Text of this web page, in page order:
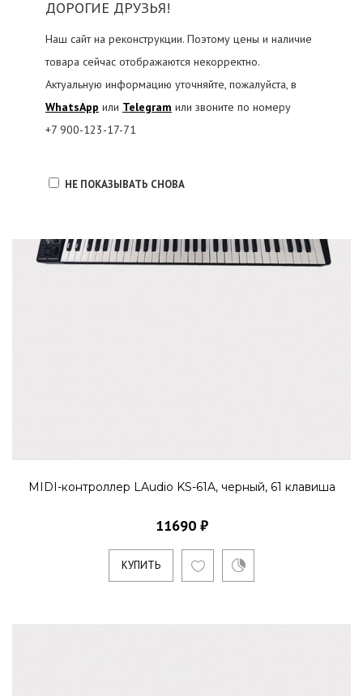
ДОРОГИЕ ДРУЗЬЯ!
Наш сайт на реконструкции. Поэтому цены и наличие
товара сейчас отображаются некорректно.
Актуальную информацию уточняйте, пожалуйста, в
WhatsApp или Telegram или звоните по номеру
+7 900-123-17-71
НЕ ПОКАЗЫВАТЬ СНОВА
MIDI-контроллер LAudio KS-61A, черный, 61 клавиша
11690 ₽
КУПИТЬ